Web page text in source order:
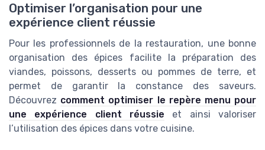
Optimiser l’organisation pour une
expérience client réussie
Pour les professionnels de la restauration, une bonne
organisation des épices facilite la préparation des
viandes, poissons, desserts ou pommes de terre, et
permet de garantir la constance des saveurs.
Découvrez comment optimiser le repère menu pour
une expérience client réussie et ainsi valoriser
l’utilisation des épices dans votre cuisine.